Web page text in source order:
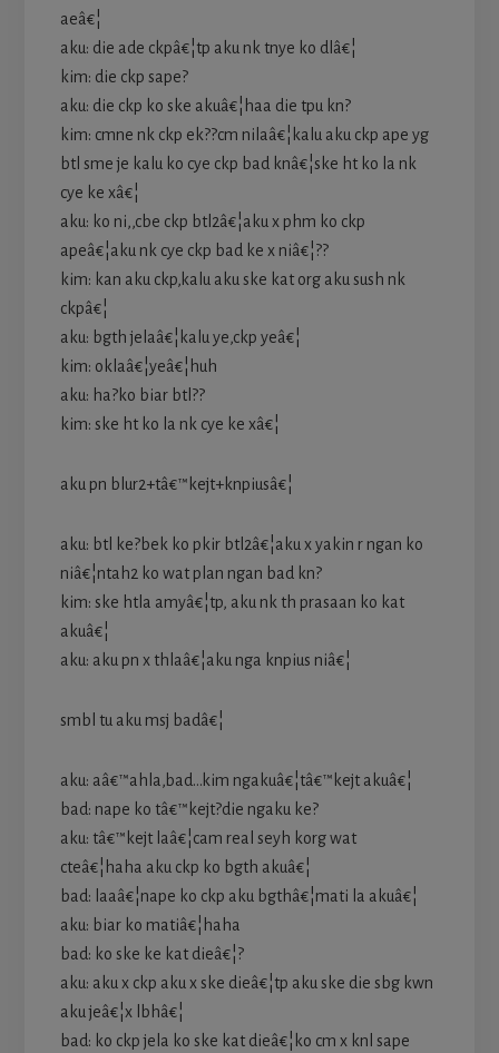
aeâ€¦
aku: die ade ckpâ€¦tp aku nk tnye ko dlâ€¦
kim: die ckp sape?
aku: die ckp ko ske akuâ€¦haa die tpu kn?
kim: cmne nk ckp ek??cm nilaâ€¦kalu aku ckp ape yg
btl sme je kalu ko cye ckp bad knâ€¦ske ht ko la nk
cye ke xâ€¦
aku: ko ni,,cbe ckp btl2â€¦aku x phm ko ckp
apeâ€¦aku nk cye ckp bad ke x niâ€¦??
kim: kan aku ckp,kalu aku ske kat org aku sush nk
ckpâ€¦
aku: bgth jelaâ€¦kalu ye,ckp yeâ€¦
kim: oklaâ€¦yeâ€¦huh
aku: ha?ko biar btl??
kim: ske ht ko la nk cye ke xâ€¦
aku pn blur2+tâ€™kejt+knpiusâ€¦
aku: btl ke?bek ko pkir btl2â€¦aku x yakin r ngan ko
niâ€¦ntah2 ko wat plan ngan bad kn?
kim: ske htla amyâ€¦tp, aku nk th prasaan ko kat
akuâ€¦
aku: aku pn x thlaâ€¦aku nga knpius niâ€¦
smbl tu aku msj badâ€¦
aku: aâ€™ahla,bad…kim ngakuâ€¦tâ€™kejt akuâ€¦
bad: nape ko tâ€™kejt?die ngaku ke?
aku: tâ€™kejt laâ€¦cam real seyh korg wat
cteâ€¦haha aku ckp ko bgth akuâ€¦
bad: laaâ€¦nape ko ckp aku bgthâ€¦mati la akuâ€¦
aku: biar ko matiâ€¦haha
bad: ko ske ke kat dieâ€¦?
aku: aku x ckp aku x ske dieâ€¦tp aku ske die sbg kwn
aku jeâ€¦x lbhâ€¦
bad: ko ckp jela ko ske kat dieâ€¦ko cm x knl sape